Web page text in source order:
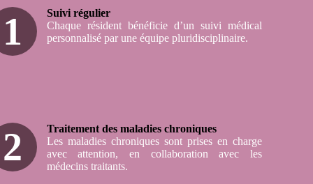
1
Suivi régulier
Chaque résident bénéficie d’un suivi médical
personnalisé par une équipe pluridisciplinaire.
2
Traitement des maladies chroniques
Les maladies chroniques sont prises en charge
avec attention, en collaboration avec les
médecins traitants.